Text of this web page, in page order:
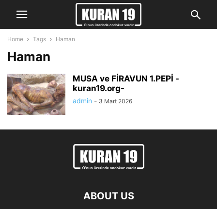
Home Tags Haman
Haman
MUSA ve FİRAVUN 1.PEPİ -
kuran19.org-
admin - 3 Mart 2026
ABOUT US